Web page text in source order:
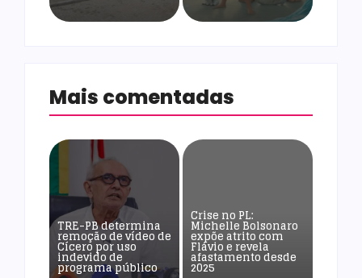
Mais comentadas
TRE-PB determina
remoção de vídeo de
Cícero por uso
indevido de
programa público
Crise no PL:
Michelle Bolsonaro
expõe atrito com
Flávio e revela
afastamento desde
2025